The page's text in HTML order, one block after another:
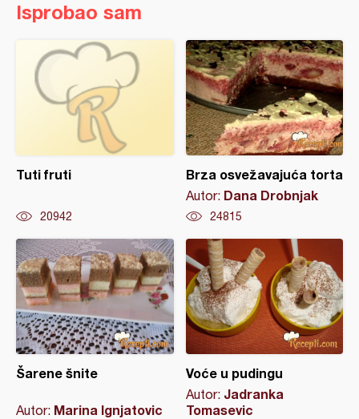
Isprobao sam
Tuti fruti
20942
Brza osvežavajuća torta
Autor: Dana Drobnjak
24815
Šarene šnite
Autor: Marina Ignjatovic
Voće u pudingu
Autor: Jadranka
Tomasevic